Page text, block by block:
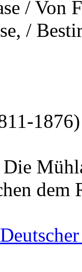
/ Von
/
1876)
dem